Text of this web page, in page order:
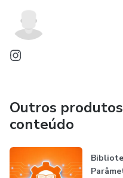
Outros
conteúdo